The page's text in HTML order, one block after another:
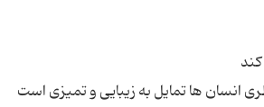
انسان ها تمایل به زیبایی و تمیزی است